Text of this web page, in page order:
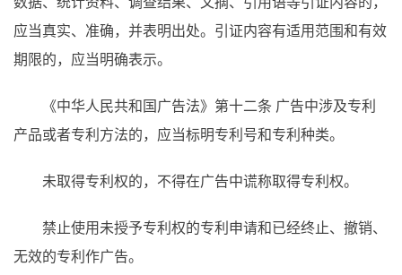
应当真实、准确，并表明出处。引证内容有适用范围和有效
期限的，应当明确表示。
《中华人民共和国广告法》第十二条 广告中涉及专利
产品或者专利方法的，应当标明专利号和专利种类。
未取得专利权的，不得在广告中谎称取得专利权。
禁止使用未授予专利权的专利申请和已经终止、撤销、
无效的专利作广告。